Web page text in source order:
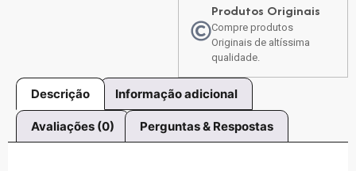
Produtos Originais
Compre produtos
Originais de altíssima
qualidade.
Descrição Informação adicional
Avaliações (0) Perguntas & Respostas